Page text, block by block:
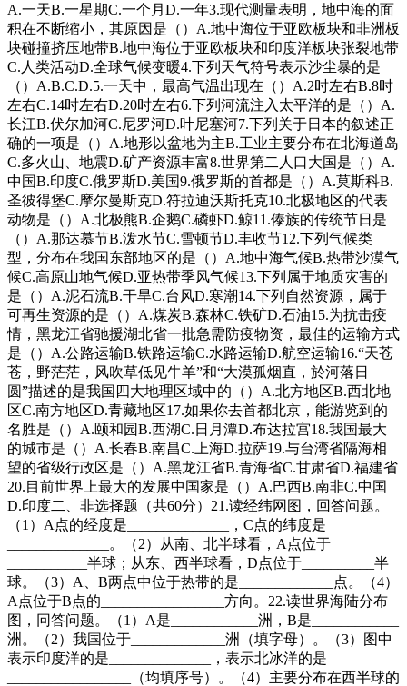
A.一天B.一星期C.一个月D.一年3.现代测量表明，地中海的面
积在不断缩小，其原因是（）A.地中海位于亚欧板块和非洲板
块碰撞挤压地带B.地中海位于亚欧板块和印度洋板块张裂地带
C.人类活动D.全球气候变暖4.下列天气符号表示沙尘暴的是
（）A.B.C.D.5.一天中，最高气温出现在（）A.2时左右B.8时
左右C.14时左右D.20时左右6.下列河流注入太平洋的是（）A.
长江B.伏尔加河C.尼罗河D.叶尼塞河7.下列关于日本的叙述正
确的一项是（）A.地形以盆地为主B.工业主要分布在北海道岛
C.多火山、地震D.矿产资源丰富8.世界第二人口大国是（）A.
中国B.印度C.俄罗斯D.美国9.俄罗斯的首都是（）A.莫斯科B.
圣彼得堡C.摩尔曼斯克D.符拉迪沃斯托克10.北极地区的代表
动物是（）A.北极熊B.企鹅C.磷虾D.鲸11.傣族的传统节日是
（）A.那达慕节B.泼水节C.雪顿节D.丰收节12.下列气候类
型，分布在我国东部地区的是（）A.地中海气候B.热带沙漠气
候C.高原山地气候D.亚热带季风气候13.下列属于地质灾害的
是（）A.泥石流B.干旱C.台风D.寒潮14.下列自然资源，属于
可再生资源的是（）A.煤炭B.森林C.铁矿D.石油15.为抗击疫
情，黑龙江省驰援湖北省一批急需防疫物资，最佳的运输方式
是（）A.公路运输B.铁路运输C.水路运输D.航空运输16.“天苍
苍，野茫茫，风吹草低见牛羊”和“大漠孤烟直，於河落日
圆”描述的是我国四大地理区域中的（）A.北方地区B.西北地
区C.南方地区D.青藏地区17.如果你去首都北京，能游览到的
名胜是（）A.颐和园B.西湖C.日月潭D.布达拉宫18.我国最大
的城市是（）A.长春B.南昌C.上海D.拉萨19.与台湾省隔海相
望的省级行政区是（）A.黑龙江省B.青海省C.甘肃省D.福建省
20.目前世界上最大的发展中国家是（）A.巴西B.南非C.中国
D.印度二、非选择题（共60分）21.读经纬网图，回答问题。
（1）A点的经度是______________，C点的纬度是
______________。（2）从南、北半球看，A点位于
___________半球；从东、西半球看，D点位于__________半
球。（3）A、B两点中位于热带的是_____________点。（4）
A点位于B点的_________________方向。22.读世界海陆分布
图，冋答问题。（1）A是____________洲，B是____________
洲。（2）我国位于_____________洲（填字母）。（3）图中
表示印度洋的是______________，表示北冰洋的是
_________________（均填序号）。（4）主要分布在西半球的